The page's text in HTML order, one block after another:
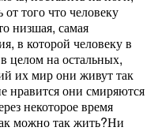
того что человеку
низшая, самая
в которой человеку в
целом на остальных,
их мир они живут так
нравится они смиряются
некоторое время
можно так жить?Ни